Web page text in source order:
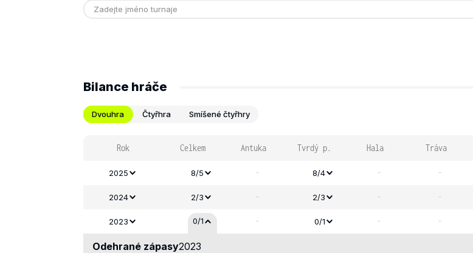
Bilance hráče
Dvouhra Čtyřhra Smíšené čtyřhry
Rok Celkem Antuka Tvrdý p. Hala Tráva
2025 8/5 - 8/4 - -
2024 2/3 - 2/3 - -
2023 0/1 - 0/1 - -
Odehrané zápasy2023